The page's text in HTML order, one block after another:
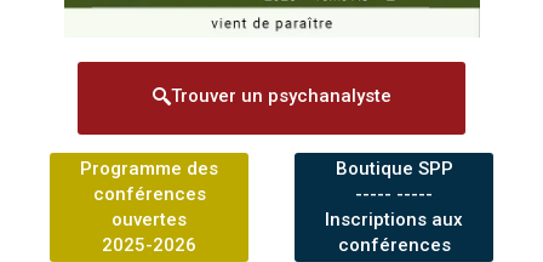
Trouver un psychanalyste
Programme des
conférences
ouvertes
2025-2026
Boutique SPP
----- -----
Inscriptions aux
conférences